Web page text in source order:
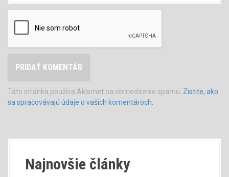
Táto stránka používa Akismet na obmedzenie spamu. Zistite, ako
sa spracovávajú údaje o vašich komentároch.
Najnovšie články